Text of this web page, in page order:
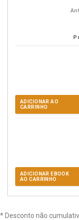
ADICIONAR AO
CARRINHO
ADICIONAR EBOOK
AO CARRINHO
* Desconto não